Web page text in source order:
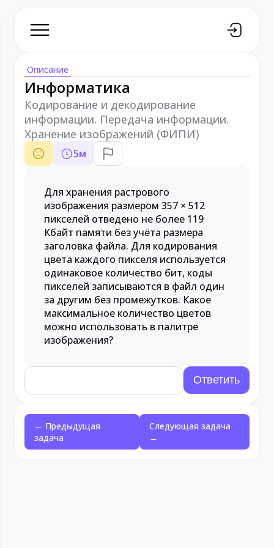
Описание
Информатика
Кодирование и декодирование
информации. Передача информации.
Хранение изображений (ФИПИ)
5м
Для хранения растрового
изображения размером 357 × 512
пикселей отведено не более 119
Кбайт памяти без учёта размера
заголовка файла. Для кодирования
цвета каждого пикселя используется
одинаковое количество бит, коды
пикселей записываются в файл один
за другим без промежутков. Какое
максимальное количество цветов
можно использовать в палитре
изображения?
← Предыдущая
задача
Следующая задача
→